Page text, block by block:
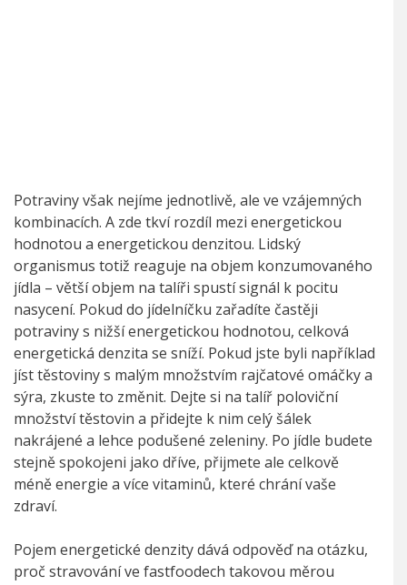
Potraviny však nejíme jednotlivě, ale ve vzájemných
kombinacích. A zde tkví rozdíl mezi energetickou
hodnotou a energetickou denzitou. Lidský
organismus totiž reaguje na objem konzumovaného
jídla – větší objem na talíři spustí signál k pocitu
nasycení. Pokud do jídelníčku zařadíte častěji
potraviny s nižší energetickou hodnotou, celková
energetická denzita se sníží. Pokud jste byli například
jíst těstoviny s malým množstvím rajčatové omáčky a
sýra, zkuste to změnit. Dejte si na talíř poloviční
množství těstovin a přidejte k nim celý šálek
nakrájené a lehce podušené zeleniny. Po jídle budete
stejně spokojeni jako dříve, přijmete ale celkově
méně energie a více vitaminů, které chrání vaše
zdraví.
Pojem energetické denzity dává odpověď na otázku,
proč stravování ve fastfoodech takovou měrou